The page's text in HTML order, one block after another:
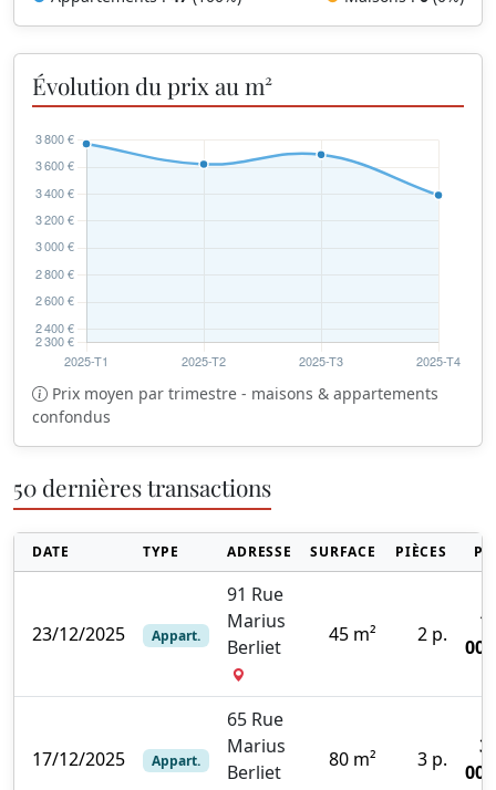
Évolution du prix au m²
Prix moyen par trimestre - maisons & appartements
confondus
50 dernières transactions
DATE TYPE ADRESSE SURFACE PIÈCES
23/12/2025 Appart.
91 Rue
Marius
Berliet
45 m² 2 p.
17/12/2025 Appart.
65 Rue
Marius
Berliet
80 m² 3 p.